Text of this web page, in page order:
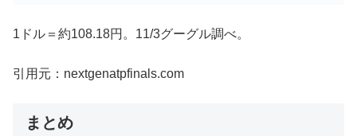
1ドル＝約108.18円。11/3グーグル調べ。
引用元：nextgenatpfinals.com
まとめ